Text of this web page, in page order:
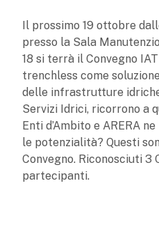
Il prossimo 19 ottobre
presso la Sala
18 si terrà il Convegno
trenchless come
delle infrastrutture
Servizi Idrici, ricorrono a
Enti d’Ambito e ARERA
le potenzialità? Questi
Convegno. Riconosciuti 3
partecipanti.